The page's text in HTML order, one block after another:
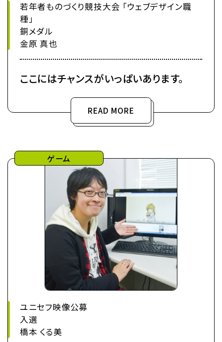
若年者ものづくり競技大会 「ウェブデザイン職
種」
銅メダル
金原 真也
ここにはチャンスがいっぱいあります。
READ MORE
ゲーム
ユニセフ映像公募
入選
橋本 くる美